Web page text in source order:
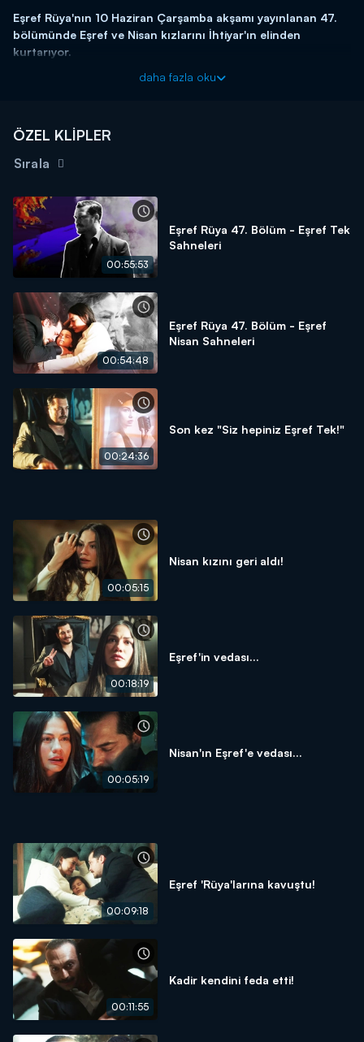
Eşref Rüya'nın 10 Haziran Çarşamba akşamı yayınlanan 47.
bölümünde Eşref ve Nisan kızlarını İhtiyar'ın elinden
kurtarıyor.
daha fazla oku
ÖZEL KLİPLER
Sırala
00:55:53
Eşref Rüya 47. Bölüm - Eşref Tek
Sahneleri
00:54:48
Eşref Rüya 47. Bölüm - Eşref
Nisan Sahneleri
00:24:36
Son kez "Siz hepiniz Eşref Tek!"
00:05:15
Nisan kızını geri aldı!
00:18:19
Eşref'in vedası...
00:05:19
Nisan'ın Eşref'e vedası...
00:09:18
Eşref 'Rüya'larına kavuştu!
00:11:55
Kadir kendini feda etti!